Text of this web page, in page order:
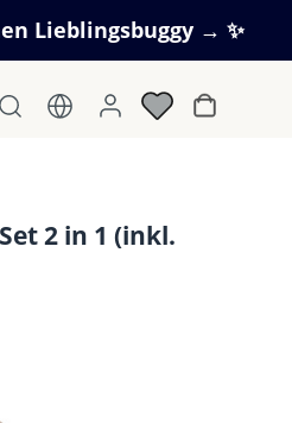
Lieblingsbuggy → ✨
2 in 1 (inkl.